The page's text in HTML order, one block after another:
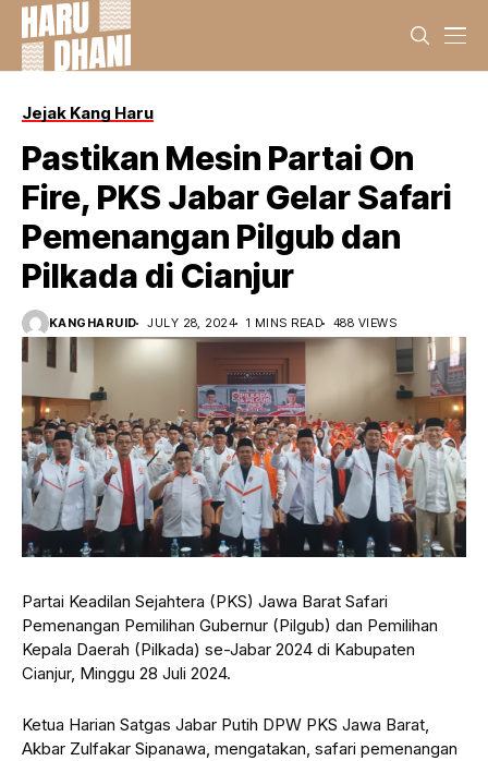
Jejak Kang Haru
Pastikan Mesin Partai On
Fire, PKS Jabar Gelar Safari
Pemenangan Pilgub dan
Pilkada di Cianjur
KANGHARUID JULY 28, 2024 1 MINS READ 488 VIEWS
Partai Keadilan Sejahtera (PKS) Jawa Barat Safari
Pemenangan Pemilihan Gubernur (Pilgub) dan Pemilihan
Kepala Daerah (Pilkada) se-Jabar 2024 di Kabupaten
Cianjur, Minggu 28 Juli 2024.
Ketua Harian Satgas Jabar Putih DPW PKS Jawa Barat,
Akbar Zulfakar Sipanawa, mengatakan, safari pemenangan